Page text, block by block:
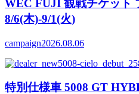
WEC FUJI 観戦チケット
8/6(木)-9/1(火)
campaign2026.08.06
特別仕様車 5008 GT